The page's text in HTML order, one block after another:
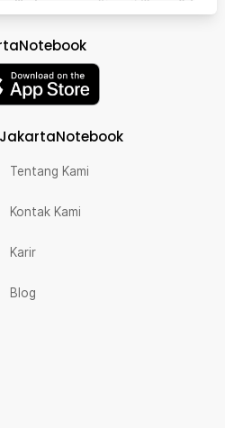
JakartaNotebook
Tentang Kami
Kontak Kami
Karir
Blog